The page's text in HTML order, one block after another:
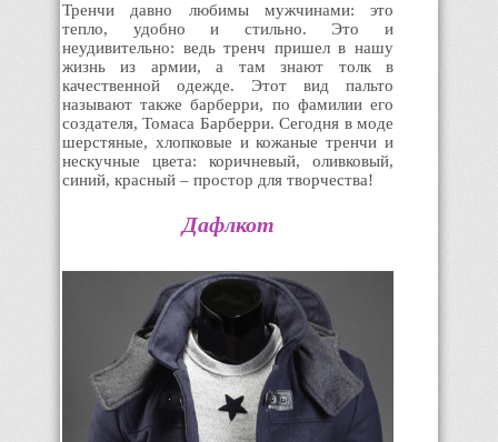
Тренчи давно любимы мужчинами: это
тепло, удобно и стильно. Это и
неудивительно: ведь тренч пришел в нашу
жизнь из армии, а там знают толк в
качественной одежде. Этот вид пальто
называют также барберри, по фамилии его
создателя, Томаса Барберри. Сегодня в моде
шерстяные, хлопковые и кожаные тренчи и
нескучные цвета: коричневый, оливковый,
синий, красный – простор для творчества!
Дафлкот